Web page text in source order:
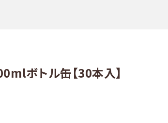
紙パック
ボトル缶【30本入】